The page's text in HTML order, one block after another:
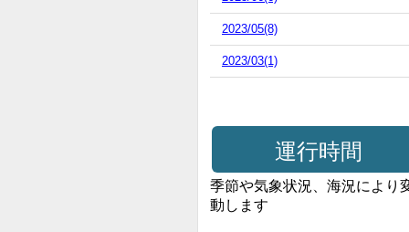
2023/05(8)
2023/03(1)
運行時間
季節や気象状況、海況により
動します